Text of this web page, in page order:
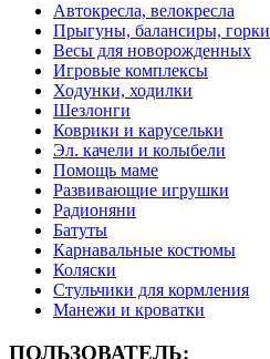
Автокресла, велокресла
Прыгуны, балансиры, горки
Весы для новорожденных
Игровые комплексы
Ходунки, ходилки
Шезлонги
Коврики и карусельки
Эл. качели и колыбели
Помощь маме
Развивающие игрушки
Радионяни
Батуты
Карнавальные костюмы
Коляски
Стульчики для кормления
Манежи и кроватки
ПОЛЬЗОВАТЕЛЬ: